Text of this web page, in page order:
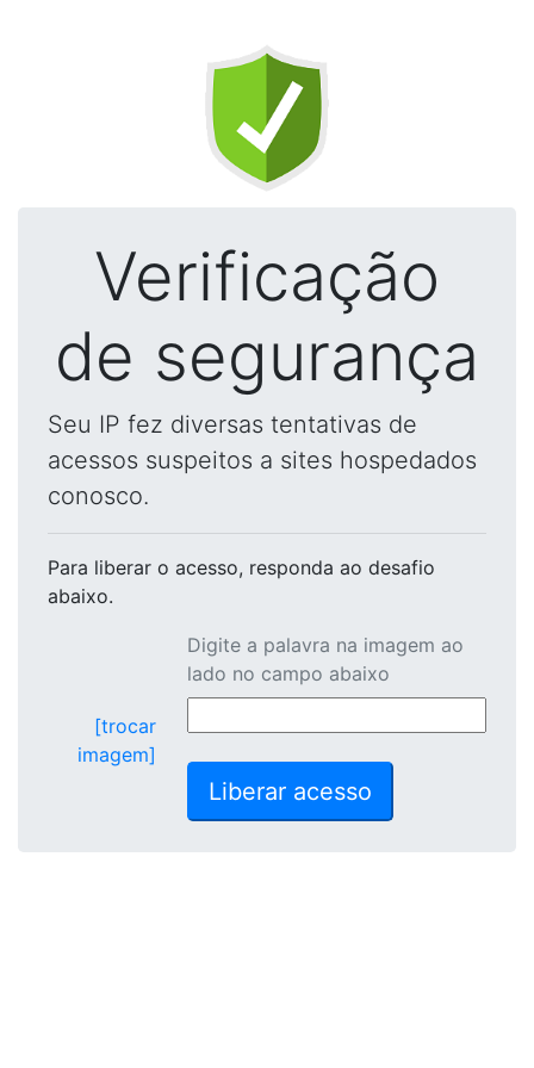
Verificação
de segurança
Seu IP fez diversas tentativas de
acessos suspeitos a sites hospedados
conosco.
Para liberar o acesso, responda ao desafio
abaixo.
[trocar
imagem]
Digite a palavra na imagem ao
lado no campo abaixo